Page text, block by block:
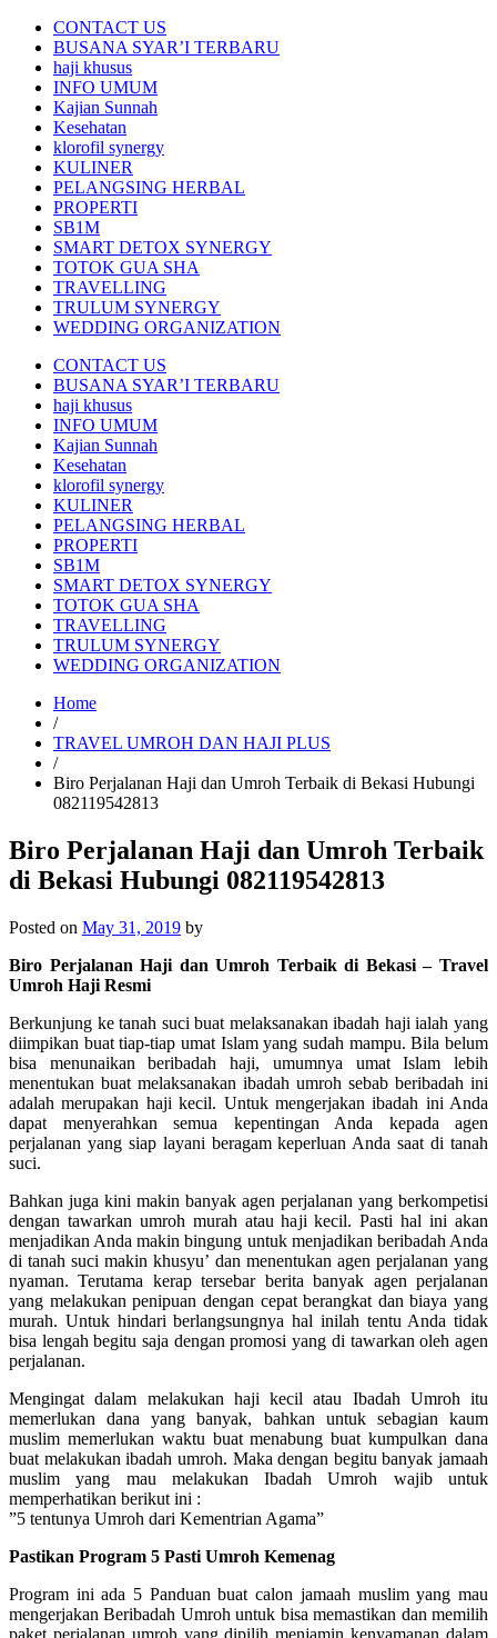
CONTACT US
BUSANA SYAR’I TERBARU
haji khusus
INFO UMUM
Kajian Sunnah
Kesehatan
klorofil synergy
KULINER
PELANGSING HERBAL
PROPERTI
SB1M
SMART DETOX SYNERGY
TOTOK GUA SHA
TRAVELLING
TRULUM SYNERGY
WEDDING ORGANIZATION
CONTACT US
BUSANA SYAR’I TERBARU
haji khusus
INFO UMUM
Kajian Sunnah
Kesehatan
klorofil synergy
KULINER
PELANGSING HERBAL
PROPERTI
SB1M
SMART DETOX SYNERGY
TOTOK GUA SHA
TRAVELLING
TRULUM SYNERGY
WEDDING ORGANIZATION
Home
/
TRAVEL UMROH DAN HAJI PLUS
/
Biro Perjalanan Haji dan Umroh Terbaik di Bekasi Hubungi
082119542813
Biro Perjalanan Haji dan Umroh Terbaik
di Bekasi Hubungi 082119542813
Posted on May 31, 2019 by
Biro Perjalanan Haji dan Umroh Terbaik di Bekasi – Travel
Umroh Haji Resmi
Berkunjung ke tanah suci buat melaksanakan ibadah haji ialah yang
diimpikan buat tiap-tiap umat Islam yang sudah mampu. Bila belum
bisa menunaikan beribadah haji, umumnya umat Islam lebih
menentukan buat melaksanakan ibadah umroh sebab beribadah ini
adalah merupakan haji kecil. Untuk mengerjakan ibadah ini Anda
dapat menyerahkan semua kepentingan Anda kepada agen
perjalanan yang siap layani beragam keperluan Anda saat di tanah
suci.
Bahkan juga kini makin banyak agen perjalanan yang berkompetisi
dengan tawarkan umroh murah atau haji kecil. Pasti hal ini akan
menjadikan Anda makin bingung untuk menjadikan beribadah Anda
di tanah suci makin khusyu’ dan menentukan agen perjalanan yang
nyaman. Terutama kerap tersebar berita banyak agen perjalanan
yang melakukan penipuan dengan cepat berangkat dan biaya yang
murah. Untuk hindari berlangsungnya hal inilah tentu Anda tidak
bisa lengah begitu saja dengan promosi yang di tawarkan oleh agen
perjalanan.
Mengingat dalam melakukan haji kecil atau Ibadah Umroh itu
memerlukan dana yang banyak, bahkan untuk sebagian kaum
muslim memerlukan waktu buat menabung buat kumpulkan dana
buat melakukan ibadah umroh. Maka dengan begitu banyak jamaah
muslim yang mau melakukan Ibadah Umroh wajib untuk
memperhatikan berikut ini :
”5 tentunya Umroh dari Kementrian Agama”
Pastikan Program 5 Pasti Umroh Kemenag
Program ini ada 5 Panduan buat calon jamaah muslim yang mau
mengerjakan Beribadah Umroh untuk bisa memastikan dan memilih
paket perjalanan umroh yang dipilih menjamin kenyamanan dalam